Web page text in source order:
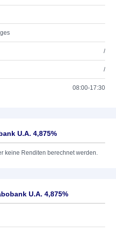
/
/
08:00-17:30
U.A. 4,875%
keine Renditen berechnet werden.
U.A. 4,875%